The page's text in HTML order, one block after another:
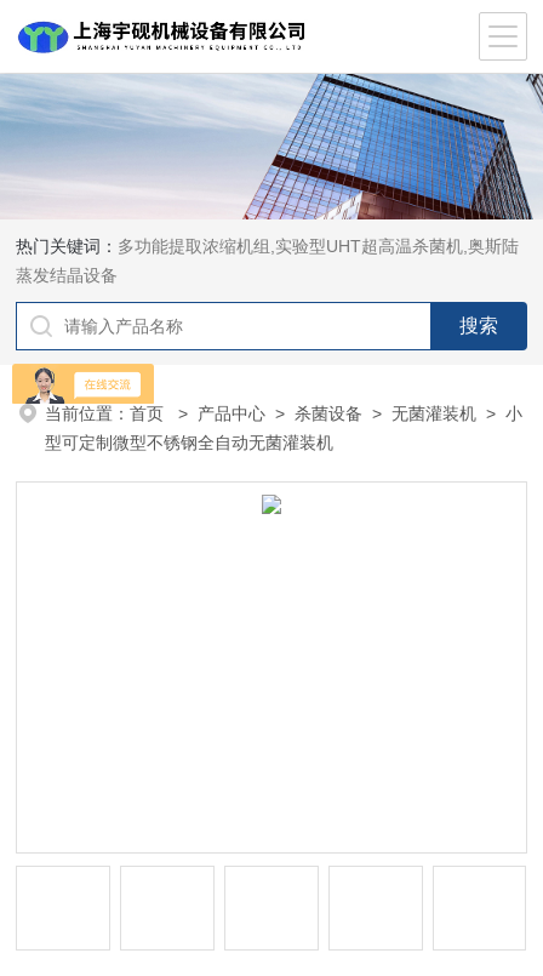
热门关键词： 多功能提取浓缩机组,实验型UHT超高温杀菌机,奥斯陆
蒸发结晶设备
当前位置：首页 > 产品中心 >杀菌设备 >无菌灌装机 > 小
型可定制微型不锈钢全自动无菌灌装机